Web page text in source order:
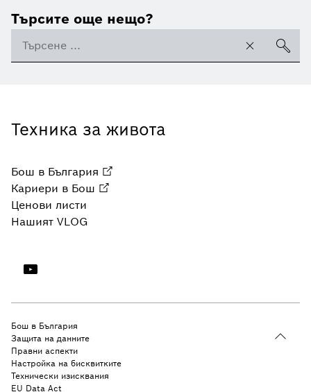
Търсите още нещо?
Техника за живота
Бош в България
Кариери в Бош
Ценови листи
Нашият VLOG
Бош в България
Защита на данните
Правни аспекти
Настройка на бисквитките
Технически изисквания
EU Data Act